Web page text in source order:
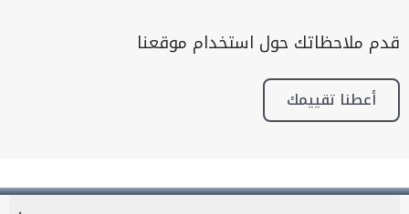
قدم ملاحظاتك حول استخدام موقعنا
أعطنا تقييمك